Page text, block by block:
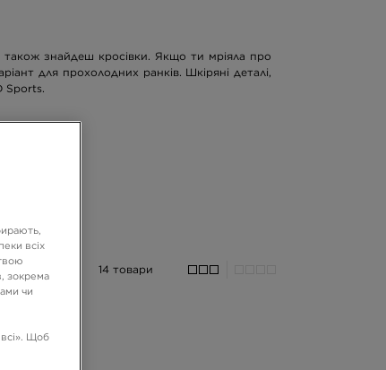
також знайдеш кросівки. Якщо ти мріяла про
для прохолодних ранків. Шкіряні деталі,
Sports.
14 товари
всіх
зокрема
чи
всі». Щоб